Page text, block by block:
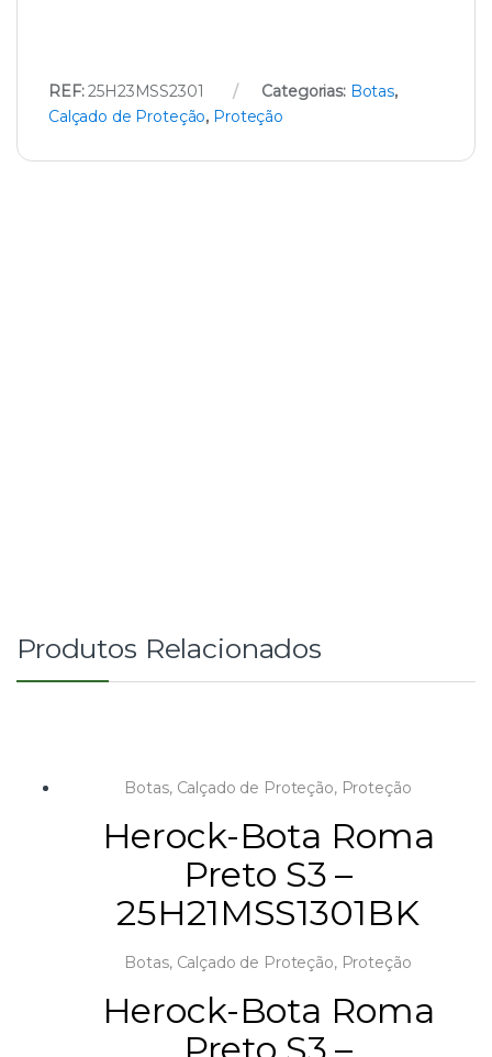
REF:25H23MSS2301 Categorias: Botas,
Calçado de Proteção, Proteção
Produtos Relacionados
Botas, Calçado de Proteção, Proteção
Herock-Bota Roma
Preto S3 –
25H21MSS1301BK
Botas, Calçado de Proteção, Proteção
Herock-Bota Roma